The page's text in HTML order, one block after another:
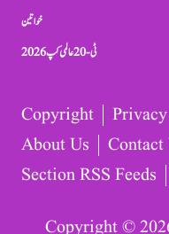
خواتین
ٹی-20 عالمی کپ 2026
Copyright
About Us
Contact
Section RSS Feeds
Copyright ©